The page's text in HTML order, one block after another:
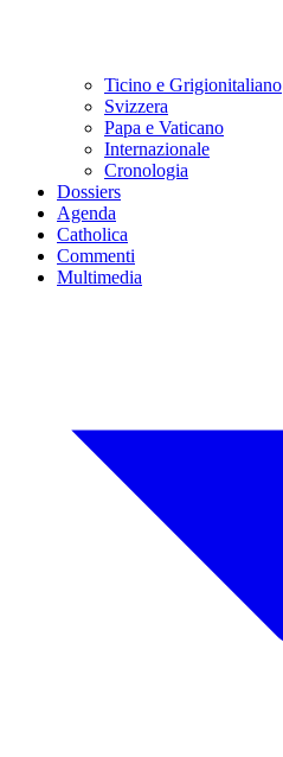
Ticino e Grigionitaliano
Svizzera
Papa e Vaticano
Internazionale
Cronologia
Dossiers
Agenda
Catholica
Commenti
Multimedia